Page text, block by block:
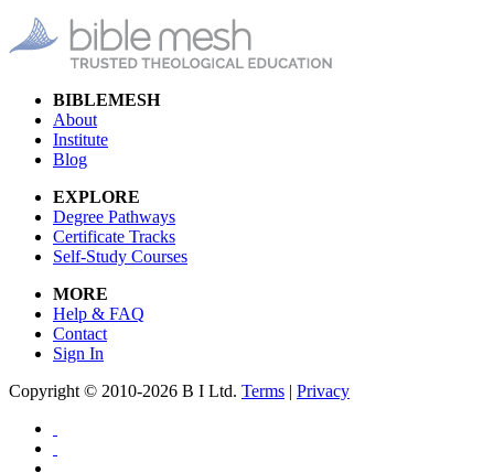
BIBLEMESH
About
Institute
Blog
EXPLORE
Degree Pathways
Certificate Tracks
Self-Study Courses
MORE
Help & FAQ
Contact
Sign In
Copyright © 2010-2026 B I Ltd. Terms | Privacy